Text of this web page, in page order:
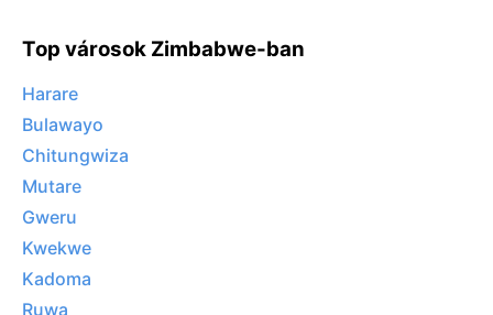
Top városok Zimbabwe-ban
Harare
Bulawayo
Chitungwiza
Mutare
Gweru
Kwekwe
Kadoma
Ruwa